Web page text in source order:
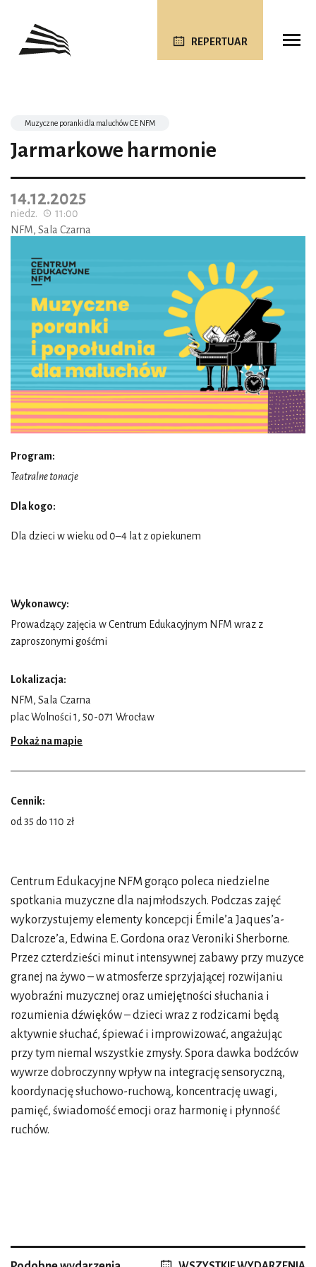
REPERTUAR
Muzyczne poranki dla maluchów CE NFM
Jarmarkowe harmonie
14.12.2025
niedz.
11:00
NFM, Sala Czarna
Program:
Teatralne tonacje
Dla kogo:
Dla dzieci w wieku od 0–4 lat z opiekunem
Wykonawcy:
Prowadzący zajęcia w Centrum Edukacyjnym NFM wraz z
zaproszonymi gośćmi
Lokalizacja:
NFM, Sala Czarna
plac Wolności 1, 50-071 Wrocław
Pokaż na mapie
Cennik:
od 35 do 110 zł
Centrum Edukacyjne NFM gorąco poleca niedzielne
spotkania muzyczne dla najmłodszych. Podczas zajęć
wykorzystujemy elementy koncepcji Émile’a Jaques’a-
Dalcroze’a, Edwina E. Gordona oraz Veroniki Sherborne.
Przez czterdzieści minut intensywnej zabawy przy muzyce
granej na żywo – w atmosferze sprzyjającej rozwijaniu
wyobraźni muzycznej oraz umiejętności słuchania i
rozumienia dźwięków – dzieci wraz z rodzicami będą
aktywnie słuchać, śpiewać i improwizować, angażując
przy tym niemal wszystkie zmysły. Spora dawka bodźców
wywrze dobroczynny wpływ na integrację sensoryczną,
koordynację słuchowo-ruchową, koncentrację uwagi,
pamięć, świadomość emocji oraz harmonię i płynność
ruchów.